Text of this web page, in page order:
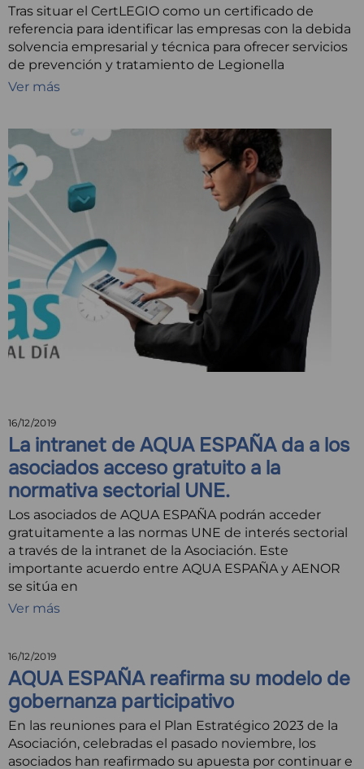
Tras situar el CertLEGIO como un certificado de
referencia para identificar las empresas con la debida
solvencia empresarial y técnica para ofrecer servicios
de prevención y tratamiento de Legionella
Ver más
16/12/2019
La intranet de AQUA ESPAÑA da a los
asociados acceso gratuito a la
normativa sectorial UNE.
Los asociados de AQUA ESPAÑA podrán acceder
gratuitamente a las normas UNE de interés sectorial
a través de la intranet de la Asociación. Este
importante acuerdo entre AQUA ESPAÑA y AENOR
se sitúa en
Ver más
16/12/2019
AQUA ESPAÑA reafirma su modelo de
gobernanza participativo
En las reuniones para el Plan Estratégico 2023 de la
Asociación, celebradas el pasado noviembre, los
asociados han reafirmado su apuesta por continuar e